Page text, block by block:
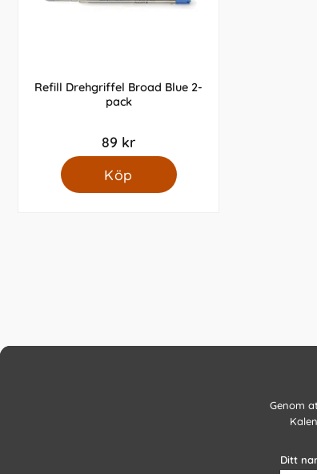
Refill Drehgriffel Broad Blue 2-
pack
89 kr
Köp
Genom
Ditt